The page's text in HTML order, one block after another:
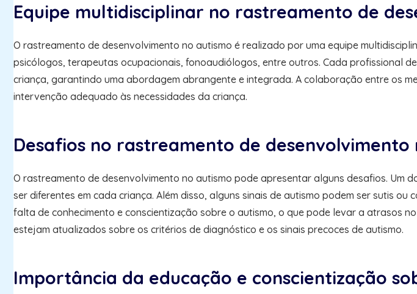
Equipe multidisciplinar no rastreamento de
O rastreamento de desenvolvimento no autismo é realizado por uma equipe
psicólogos, terapeutas ocupacionais, fonoaudiólogos, entre outros. Cada profissional
criança, garantindo uma abordagem abrangente e integrada. A colaboração entre os
intervenção adequado às necessidades da criança.
Desafios no rastreamento de desenvolvimento
O rastreamento de desenvolvimento no autismo pode apresentar alguns desafios. Um
ser diferentes em cada criança. Além disso, alguns sinais de autismo podem ser sutis
falta de conhecimento e conscientização sobre o autismo, o que pode levar a atrasos
estejam atualizados sobre os critérios de diagnóstico e os sinais precoces de autismo.
Importância da educação e conscientização